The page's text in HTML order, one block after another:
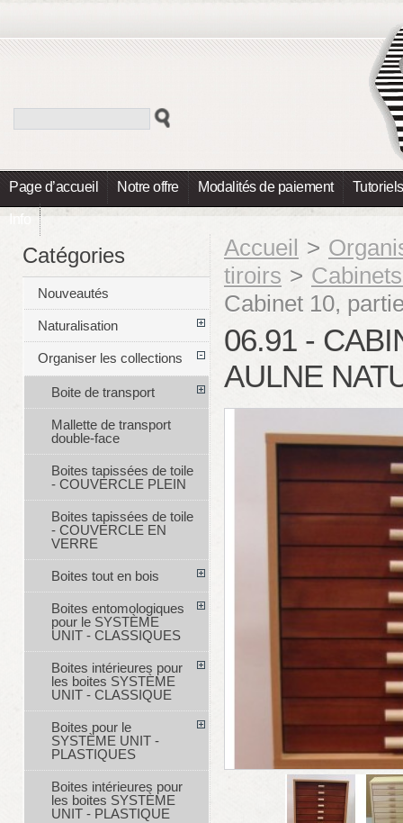
Page d’accueil Notre offre Modalités de paiement Tutoriels
Info
Accueil >
tiroirs >
Cabinet 10,
06.91 -
AULNE
Catégories
Nouveautés
Naturalisation
Organiser les collections
Boite de transport
Mallette de transport
double-face
Boites tapissées de toile
- COUVERCLE PLEIN
Boites tapissées de toile
- COUVERCLE EN
VERRE
Boites tout en bois
Boites entomologiques
pour le SYSTÈME
UNIT - CLASSIQUES
Boites intérieures pour
les boites SYSTÈME
UNIT - CLASSIQUE
Boites pour le
SYSTÈME UNIT -
PLASTIQUES
Boites intérieures pour
les boites SYSTÈME
UNIT - PLASTIQUE